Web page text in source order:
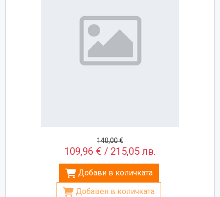
140,00 €
109,96 € / 215,05 лв.
Добави в количката
Добавен в количката